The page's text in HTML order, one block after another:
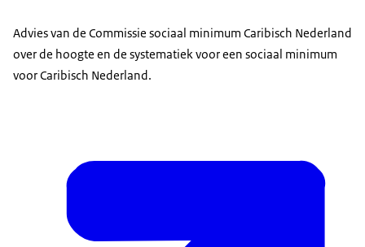
Advies van de Commissie sociaal minimum Caribisch Nederland
over de hoogte en de systematiek voor een sociaal minimum
voor Caribisch Nederland.